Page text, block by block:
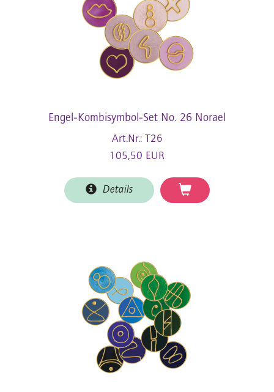
Engel-Kombisymbol-Set No. 26 Norael
Art.Nr.: T26
105,50 EUR
Details